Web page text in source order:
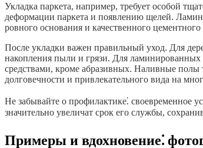
Укладка паркета, например, требует особой
деформации паркета и появлению щелей.
ровного основания и качественного
После укладки важен правильный уход. Для
накопления пыли и грязи. Для
средствами, кроме абразивных. Наливные полы
долговечности и привлекательного вида на
Не забывайте о профилактике⁚ своевременное
значительно увеличат срок его службы,
Примеры и вдохновение⁚